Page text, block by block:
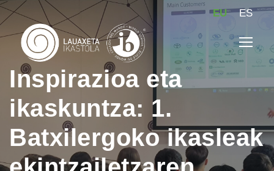
EU ES
Inspirazioa eta
ikaskuntza: 1.
Batxilergoko ikasleak